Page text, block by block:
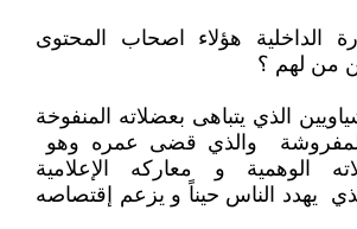
الداخلية هؤلاء اصحاب المحتوى
من لهم ؟
الذي يتباهى بعضلاته المنفوخة
المفروشة والذي قضى عمره وهو
الوهمية و معاركه الإعلامية
يهدد الناس حيناً و يزعم إقتصاصه